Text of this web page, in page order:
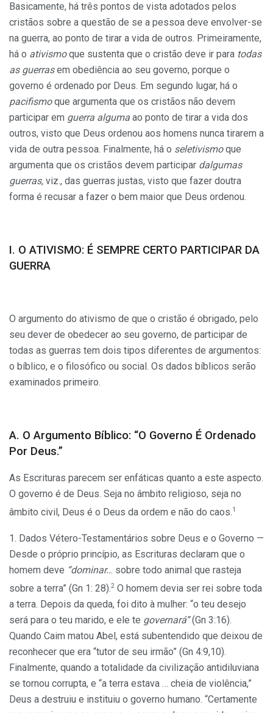
Basicamente, há três pontos de vista adotados pelos
cristãos sobre a questão de se a pessoa deve envolver-se
na guerra, ao ponto de tirar a vida de outros. Primeiramente,
há o ativismoque sustenta que o cristão deve ir para todas
as guerrasem obediência ao seu governo, porque o
governo é ordenado por Deus. Em segundo lugar, há o
pacifismoque argumenta que os cristãos não devem
participar em guerra alguma ao ponto de tirar a vida dos
outros, visto que Deus ordenou aos homens nunca tirarem a
vida de outra pessoa. Finalmente, há o seletivismoque
argumenta que os cristãos devem participar dalgumas
guerras, viz., das guerras justas, visto que fazer doutra
forma é recusar a fazer o bem maior que Deus ordenou.
I. O ATIVISMO: É SEMPRE CERTO PARTICIPAR DA
GUERRA
O argumento do ativismo de que o cristão é obrigado, pelo
seu dever de obedecer ao seu governo, de participar de
todas as guerras tem dois tipos diferentes de argumentos:
o bíblico, e o filosófico ou social. Os dados bíblicos serão
examinados primeiro.
A. O Argumento Bíblico: “O Governo É Ordenado
Por Deus.”
As Escrituras parecem ser enfáticas quanto a este aspecto.
O governo é de Deus. Seja no âmbito religioso, seja no
âmbito civil, Deus é o Deus da ordem e não do caos.1
1. Dados Vétero-Testamentários sobre Deus e o Governo —
Desde o próprio princípio, as Escrituras declaram que o
homem deve “dominar... sobre todo animal que rasteja
sobre a terra” (Gn 1: 28).2 O homem devia ser rei sobre toda
a terra. Depois da queda, foi dito à mulher: “o teu desejo
será para o teu marido, e ele te governará”(Gn 3:16).
Quando Caim matou Abel, está subentendido que deixou de
reconhecer que era “tutor de seu irmão” (Gn 4:9,10).
Finalmente, quando a totalidade da civilização antidiluviana
se tornou corrupta, e “a terra estava … cheia de violência,”
Deus a destruiu e instituiu o governo humano. “Certamente